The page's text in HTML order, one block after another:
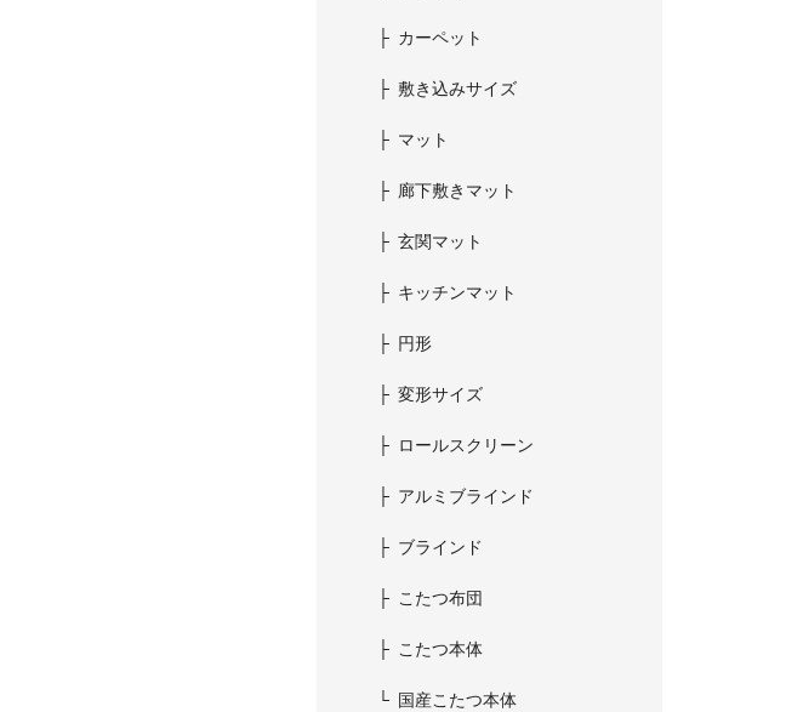
カーペット
敷き込みサイズ
マット
廊下敷きマット
玄関マット
キッチンマット
円形
変形サイズ
ロールスクリーン
アルミブラインド
ブラインド
こたつ布団
こたつ本体
国産こたつ本体